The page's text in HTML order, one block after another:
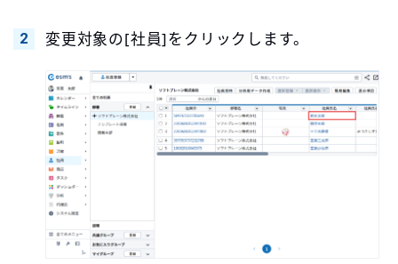
変更対象の[社員]をクリックします。